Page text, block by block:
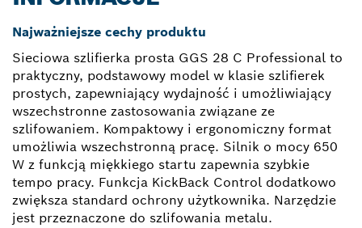
Najważniejsze cechy produktu
Sieciowa szlifierka prosta GGS 28 C Professional to
praktyczny, podstawowy model w klasie szlifierek
prostych, zapewniający wydajność i umożliwiający
wszechstronne zastosowania związane ze
szlifowaniem. Kompaktowy i ergonomiczny format
umożliwia wszechstronną pracę. Silnik o mocy 650
W z funkcją miękkiego startu zapewnia szybkie
tempo pracy. Funkcja KickBack Control dodatkowo
zwiększa standard ochrony użytkownika. Narzędzie
jest przeznaczone do szlifowania metalu.